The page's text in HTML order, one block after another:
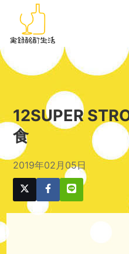
12SUPER
食
2019年02月05日